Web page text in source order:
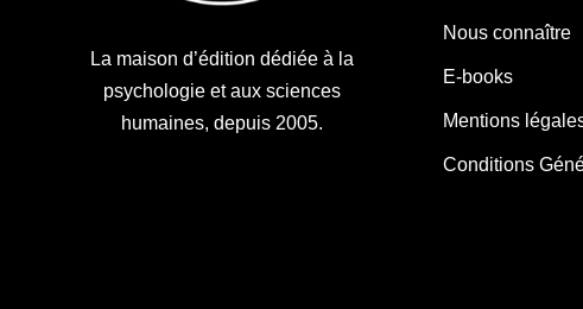
La maison d’édition dédiée à la
psychologie et aux sciences
humaines, depuis 2005.
Nous connaître
E-books
Mentions
Conditions